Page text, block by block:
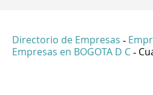
Directorio de Empresas -
Empresas en BOGOTA D C -